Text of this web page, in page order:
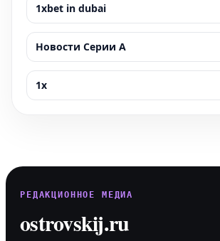
1xbet in dubai
Новости Серии А
1x
РЕДАКЦИОННОЕ МЕДИА
ostrovskij.ru